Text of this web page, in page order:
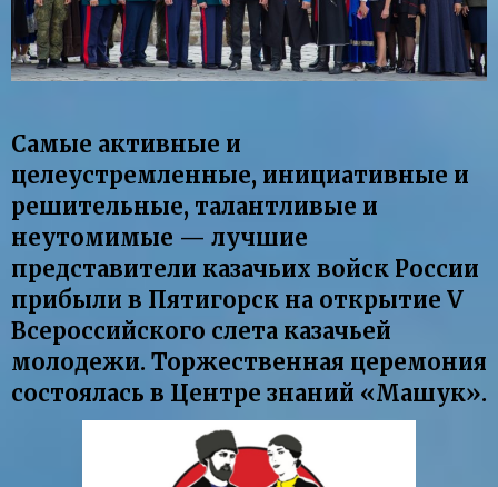
Самые активные и
целеустремленные, инициативные и
решительные, талантливые и
неутомимые — лучшие
представители казачьих войск России
прибыли в Пятигорск на открытие V
Всероссийского слета казачьей
молодежи. Торжественная церемония
состоялась в Центре знаний «Машук».